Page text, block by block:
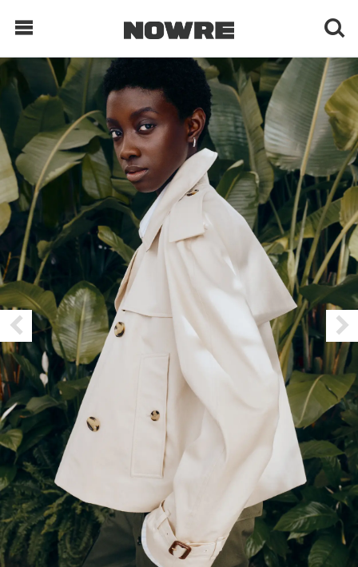
每日鲜榨
现客视点
每日栏目
时 尚
球 鞋
生 活
科 技
联系我们